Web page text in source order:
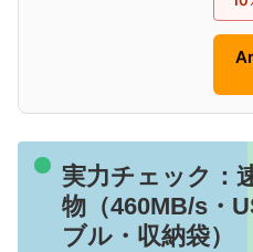
実力チェック：
物（460MB/s・
ブル・収納袋）